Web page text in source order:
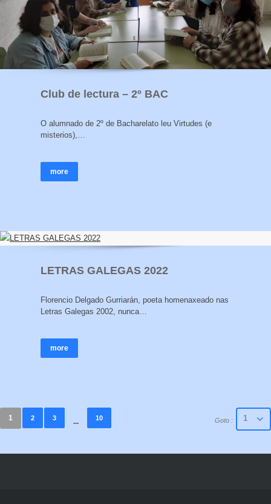
Club de lectura – 2º BAC
O alumnado de 2º de Bacharelato leu Virtudes (e
misterios),…
more
LETRAS GALEGAS 2022
Florencio Delgado Gurriarán, poeta homenaxeado nas
Letras Galegas 2002, nunca…
more
1 2 3 ... 10 Goto :